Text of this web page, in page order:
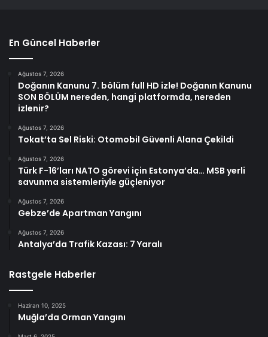
En Güncel Haberler
Ağustos 7, 2026
Doğanın Kanunu 7. bölüm full HD izle! Doğanın Kanunu
SON BÖLÜM nereden, hangi platformda, nereden
izlenir?
Ağustos 7, 2026
Tokat’ta Sel Riski: Otomobil Güvenli Alana Çekildi
Ağustos 7, 2026
Türk F-16’ları NATO görevi için Estonya’da… MSB yerli
savunma sistemleriyle güçleniyor
Ağustos 7, 2026
Gebze’de Apartman Yangını
Ağustos 7, 2026
Antalya’da Trafik Kazası: 7 Yaralı
Rastgele Haberler
Haziran 10, 2025
Muğla’da Orman Yangını